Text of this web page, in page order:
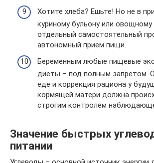
Хотите хлеба? Ешьте! Но не в
куриному бульону или овощному
отдельный самостоятельный
автономный прием пищи.
Беременным любые пищевые
диеты – под полным запретом.
еде и коррекция рациона у
кормящей матери должна
строгим контролем
Значение быстрых
питании